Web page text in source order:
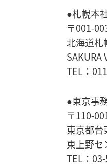
●札幌本
〒001-
北海道札
SAKURA
TEL：
●東京事
〒110-
東京都台
東上野セ
TEL：